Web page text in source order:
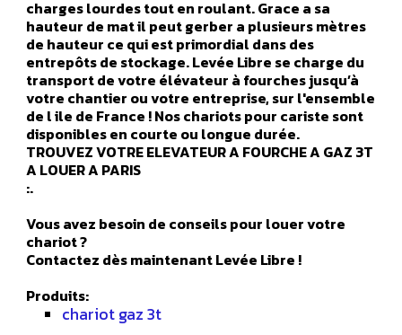
charges lourdes tout en roulant. Grace a sa
hauteur de mat il peut gerber a plusieurs mètres
de hauteur ce qui est primordial dans des
entrepôts de stockage. Levée Libre se charge du
transport de votre élévateur à fourches jusqu’à
votre chantier ou votre entreprise, sur l'ensemble
de l ile de France ! Nos chariots pour cariste sont
disponibles en courte ou longue durée.
TROUVEZ VOTRE ELEVATEUR A FOURCHE A GAZ 3T
A LOUER A PARIS
:.
Vous avez besoin de conseils pour louer votre
chariot ?
Contactez dès maintenant Levée Libre !
Produits:
chariot gaz 3t